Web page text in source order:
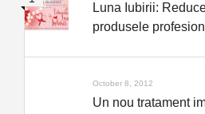
Luna Iubirii:
produsele
October 8, 2012
Un nou tratament